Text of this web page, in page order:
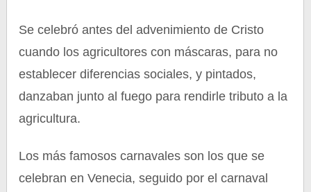
Se celebró antes del advenimiento de Cristo
cuando los agricultores con máscaras, para no
establecer diferencias sociales, y pintados,
danzaban junto al fuego para rendirle tributo a la
agricultura.
Los más famosos carnavales son los que se
celebran en Venecia, seguido por el carnaval